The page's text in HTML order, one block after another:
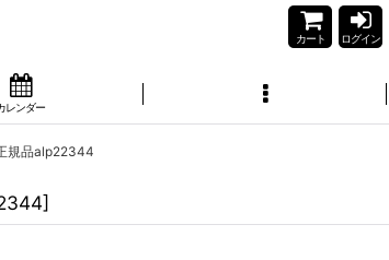
カート ログイン
レンダー
規品alp22344
]